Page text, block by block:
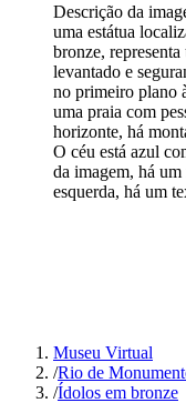
Descrição da
uma estátua
bronze,
levantado e
no primeiro plano
uma praia com
horizonte, há
O céu está azul
da imagem, há
esquerda, há um
Museu Virtual
/Rio de
/Ídolos em bronze